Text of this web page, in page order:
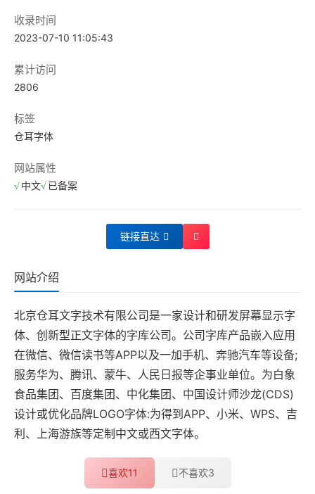
收录时间
2023-07-10 11:05:43
累计访问
2806
标签
仓耳字体
网站属性
中文 已备案
链接直达
网站介绍
北京仓耳文字技术有限公司是一家设计和研发屏幕显示字
体、创新型正文字体的字库公司。公司字库产品嵌入应用
在微信、微信读书等APP以及一加手机、奔驰汽车等设备;
服务华为、腾讯、蒙牛、人民日报等企事业单位。为白象
食品集团、百度集团、中化集团、中国设计师沙龙(CDS)
设计或优化品牌LOGO字体:为得到APP、小米、WPS、吉
利、上海游族等定制中文或西文字体。
喜欢11 不喜欢3